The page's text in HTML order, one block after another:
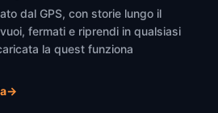
dal GPS, con storie lungo il
fermati e riprendi in qualsiasi
la quest funziona
→